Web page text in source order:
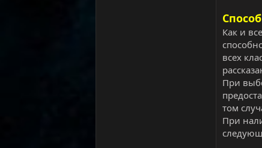
Как и
всех
При
том
При